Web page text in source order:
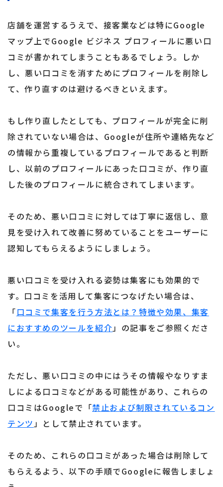
店舗を運営するうえで、接客業などは特にGoogle
マップ上でGoogle ビジネス プロフィールに悪い口
コミが書かれてしまうこともあるでしょう。しか
し、悪い口コミを消すためにプロフィールを削除し
て、作り直すのは避けるべきといえます。
もし作り直したとしても、プロフィールが完全に削
除されていない場合は、Googleが住所や連絡先など
の情報から重複しているプロフィールであると判断
し、以前のプロフィールにあった口コミが、作り直
した後のプロフィールに統合されてしまいます。
そのため、悪い口コミに対しては丁寧に返信し、意
見を受け入れて改善に努めていることをユーザーに
認知してもらえるようにしましょう。
悪い口コミを受け入れる姿勢は集客にも効果的で
す。口コミを活用して集客につなげたい場合は、
「口コミで集客を行う方法とは？特徴や効果、集客
におすすめのツールを紹介」の記事をご参照くださ
い。
ただし、悪い口コミの中にはうその情報やなりすま
しによる口コミなどがある可能性があり、これらの
口コミはGoogleで「禁止および制限されているコン
テンツ」として禁止されています。
そのため、これらの口コミがあった場合は削除して
もらえるよう、以下の手順でGoogleに報告しましょ